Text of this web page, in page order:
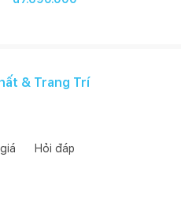
& Trang Trí
Hỏi đáp